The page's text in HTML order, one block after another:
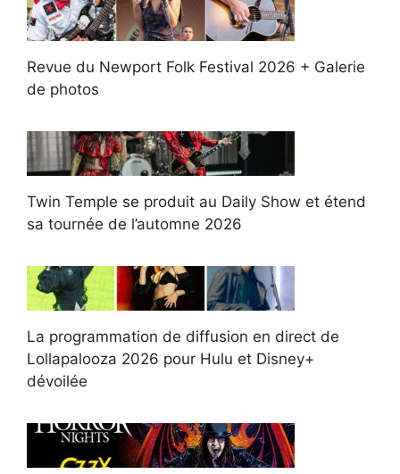
Revue du Newport Folk Festival 2026 + Galerie
de photos
Twin Temple se produit au Daily Show et étend
sa tournée de l’automne 2026
La programmation de diffusion en direct de
Lollapalooza 2026 pour Hulu et Disney+
dévoilée